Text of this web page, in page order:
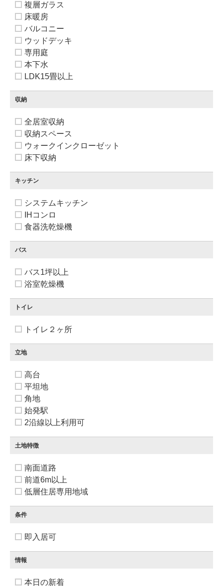
複層ガラス
床暖房
バルコニー
ウッドデッキ
専用庭
本下水
LDK15畳以上
収納
全居室収納
収納スペース
ウォークインクローゼット
床下収納
キッチン
システムキッチン
IHコンロ
食器洗乾燥機
バス
バス1坪以上
浴室乾燥機
トイレ
トイレ２ヶ所
立地
高台
平坦地
角地
始発駅
2沿線以上利用可
土地特徴
南面道路
前道6m以上
低層住居専用地域
条件
即入居可
情報
本日の新着